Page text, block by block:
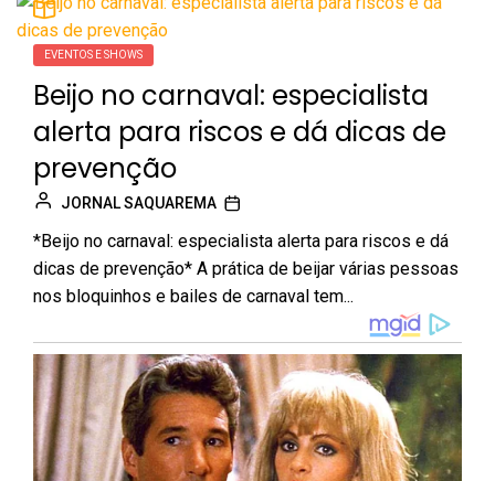
EVENTOS E SHOWS
Beijo no carnaval: especialista
alerta para riscos e dá dicas de
prevenção
JORNAL SAQUAREMA
*Beijo no carnaval: especialista alerta para riscos e dá
dicas de prevenção* A prática de beijar várias pessoas
nos bloquinhos e bailes de carnaval tem...